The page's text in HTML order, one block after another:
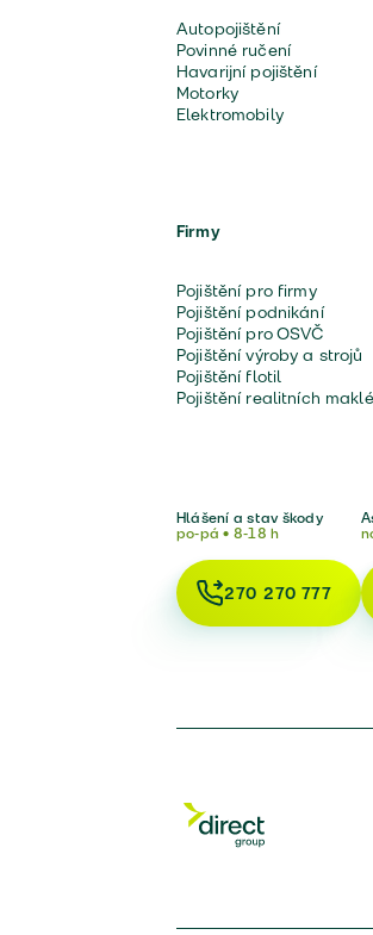
Autopojištění
Povinné ručení
Havarijní pojištění
Motorky
Elektromobily
Firmy
Pojištění pro firmy
Pojištění podnikání
Pojištění pro OSVČ
Pojištění výroby a strojů
Pojištění flotil
Pojištění realitních
Hlášení a stav škody
po-pá • 8-18 h
270 270 777